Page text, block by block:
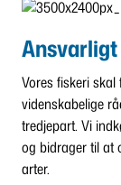
Vores fiskeri
videnskabelige
tredjepart. Vi
og bidrager til at
arter.